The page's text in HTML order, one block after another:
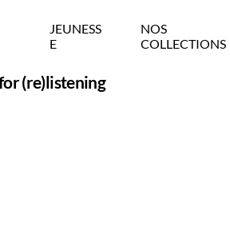
JEUNESS
E
NOS
COLLECTIONS
(re)listening